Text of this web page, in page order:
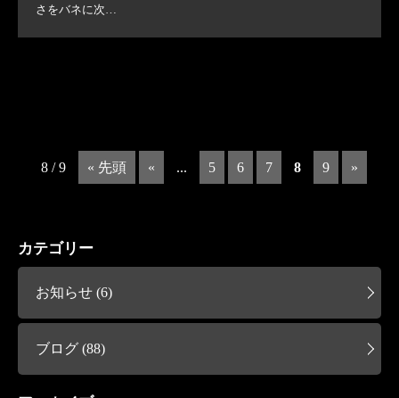
さをバネに次…
8 / 9 « 先頭 « ... 5 6 7 8 9 »
カテゴリー
お知らせ (6)
ブログ (88)